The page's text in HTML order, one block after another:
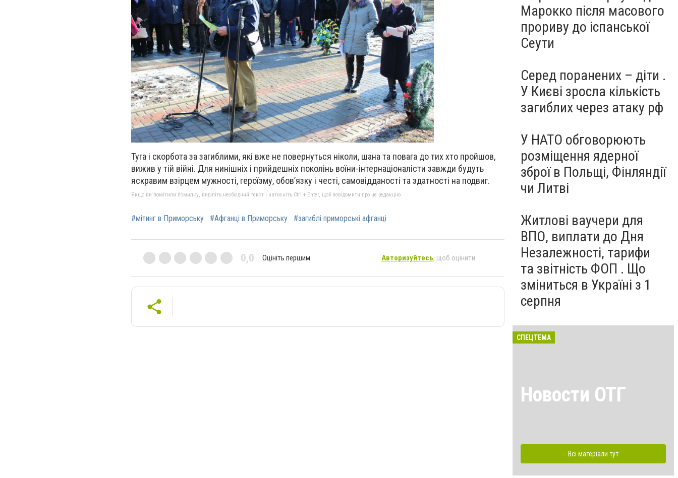
Туга і скорбота за загиблими, які вже не повернуться ніколи, шана та повага до тих хто пройшов,
вижив у тій війні. Для нинішніх і прийдешніх поколінь воїни-інтернаціоналісти завжди будуть
яскравим взірцем мужності, героїзму, обов’язку і честі, самовідданості та здатності на подвиг.
Якщо ви помітили помилку, виділіть необхідний текст і натисніть Ctrl + Enter, щоб повідомити про це редакцію
#мітинг в Приморську #Афганці в Приморську #загиблі приморські афганці
0,0 Оцініть першим Авторизуйтесь, щоб оцінити
Марокко після масового
прориву до іспанської
Сеути
Серед поранених – діти .
У Києві зросла кількість
загиблих через атаку рф
У НАТО обговорюють
розміщення ядерної
зброї в Польщі, Фінляндії
чи Литві
Житлові ваучери для
ВПО, виплати до Дня
Незалежності, тарифи
та звітність ФОП . Що
зміниться в Україні з 1
серпня
СПЕЦТЕМА
Новости ОТГ
Всі матеріали тут